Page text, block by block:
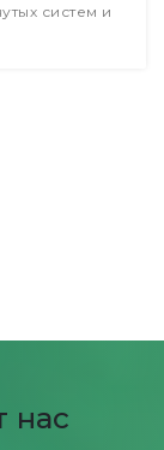
систем и
нас